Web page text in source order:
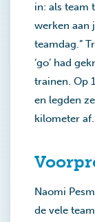
in: als team
werken aan
teamdag.”
‘go’ had
trainen. Op
en legden
kilometer af.
Naomi
de vele